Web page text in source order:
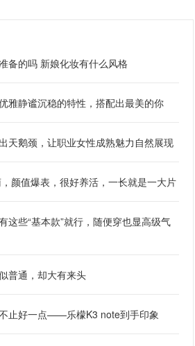
备的吗 新娘化妆有什么风格
雅静谧沉稳的特性，搭配出最美的你
天鹅颈，让职业女性成熟魅力自然展现
颜值爆表，很好养活，一长就是一大片
这些“基本款”就行，随便穿也显高级气
普通，却大有来头
止好一点——乐檬K3 note到手印象